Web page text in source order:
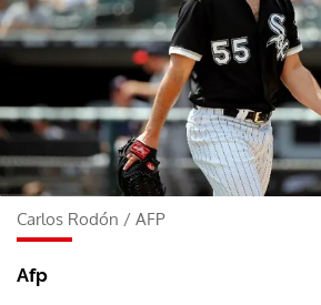
Carlos Rodón / AFP
Afp